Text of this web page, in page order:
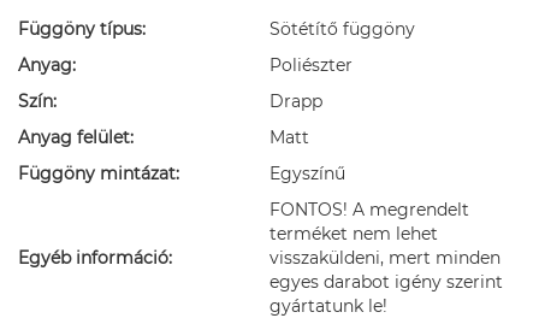
Függöny típus:
Sötétítő függöny
Anyag:
Poliészter
Szín:
Drapp
Anyag felület:
Matt
Függöny mintázat:
Egyszínű
Egyéb információ:
FONTOS! A megrendelt
terméket nem lehet
visszaküldeni, mert minden
egyes darabot igény szerint
gyártatunk le!